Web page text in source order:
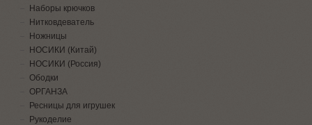
Наборы крючков
Нитковдеватель
Ножницы
НОСИКИ (Китай)
НОСИКИ (Россия)
Ободки
ОРГАНЗА
Ресницы для игрушек
Рукоделие